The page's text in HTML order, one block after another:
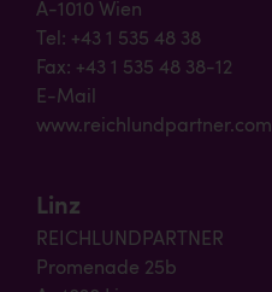
A-1010 Wien
Tel: +43 1 535 48 38
Fax: +43 1 535 48 38-12
E-Mail
www.reichlundpartner.com
Linz
REICHLUNDPARTNER
Promenade 25b